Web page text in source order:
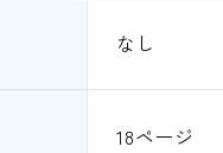
なし
18ページ